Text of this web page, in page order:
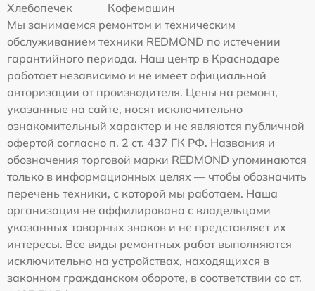
Хлебопечек
Кофемашин
Мы занимаемся ремонтом и техническим
обслуживанием техники REDMOND по истечении
гарантийного периода. Наш центр в Краснодаре
работает независимо и не имеет официальной
авторизации от производителя. Цены на ремонт,
указанные на сайте, носят исключительно
ознакомительный характер и не являются публичной
офертой согласно п. 2 ст. 437 ГК РФ. Названия и
обозначения торговой марки REDMOND упоминаются
только в информационных целях — чтобы обозначить
перечень техники, с которой мы работаем. Наша
организация не аффилирована с владельцами
указанных товарных знаков и не представляет их
интересы. Все виды ремонтных работ выполняются
исключительно на устройствах, находящихся в
законном гражданском обороте, в соответствии со ст.